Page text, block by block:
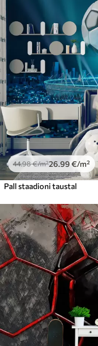
56 .67 34.00€ /m²
Premium vinüül
65.00 .00€/m²
Peel and Stick
81.6749.00
44.98€/m²26 .99 €/m²
Pall staadioni taustal